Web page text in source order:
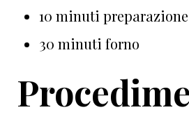
10 minuti preparazione
30 minuti forno